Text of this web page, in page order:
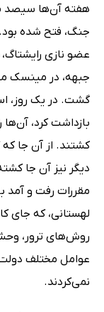
هفته آن‌ها سیصد
جنگ، فتح شده بود.
عضو نازی
جبهه، در مینسک
بازداشت کرد‌، آن‌ها
کشتند. از آن جا که
دیگر نیز آن جا
مقررات رفت و آمد
لهستانی، که جای
روش‌های ترور،
عوامل مختلف دولت
نمی‌کردند.